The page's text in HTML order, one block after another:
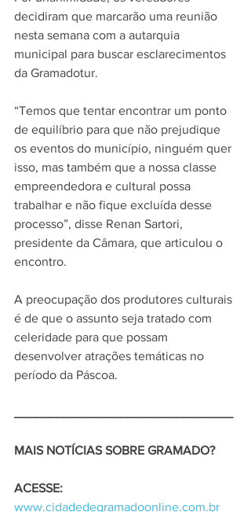
decidiram que marcarão uma reunião
nesta semana com a autarquia
municipal para buscar esclarecimentos
da Gramadotur.
“Temos que tentar encontrar um ponto
de equilíbrio para que não prejudique
os eventos do município, ninguém quer
isso, mas também que a nossa classe
empreendedora e cultural possa
trabalhar e não fique excluída desse
processo”, disse Renan Sartori,
presidente da Câmara, que articulou o
encontro.
A preocupação dos produtores culturais
é de que o assunto seja tratado com
celeridade para que possam
desenvolver atrações temáticas no
período da Páscoa.
MAIS NOTÍCIAS SOBRE GRAMADO?
ACESSE:
www.cidadedegramadoonline.com.br